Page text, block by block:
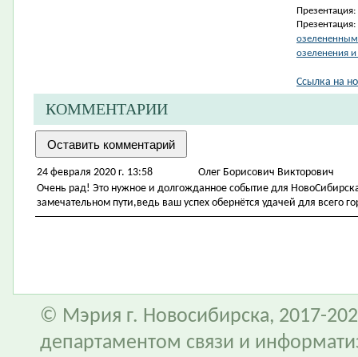
Презентация:
Презентация:
озеленения
Ссылка на
КОММЕНТАРИИ
24 февраля 2020 г. 13:58
Олег Борисович Викторович
Очень рад! Это нужное и долгожданное событие для
замечательном пути,ведь ваш успех обернётся удачей для всего
© Мэрия г. Новосибирска, 2017-
департаментом связи и